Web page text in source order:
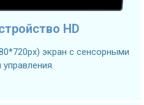
HD
экран с сенсорными